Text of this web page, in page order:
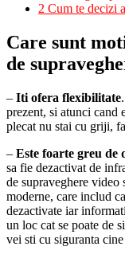
2 Cum te decizi
Care sunt
de
– Iti ofera flexibilitate
prezent, si atunci cand
plecat nu stai cu griji,
– Este foarte greu de
sa fie dezactivat de
de supraveghere video
moderne, care includ
dezactivate iar
un loc cat se poate de
vei sti cu siguranta